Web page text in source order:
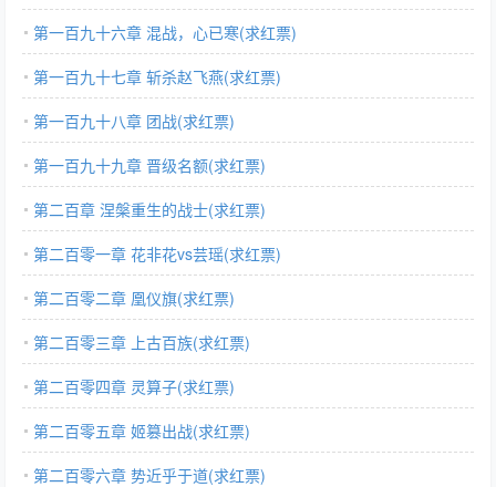
第一百九十六章 混战，心已寒(求红票)
第一百九十七章 斩杀赵飞燕(求红票)
第一百九十八章 团战(求红票)
第一百九十九章 晋级名额(求红票)
第二百章 涅槃重生的战士(求红票)
第二百零一章 花非花vs芸瑶(求红票)
第二百零二章 凰仪旗(求红票)
第二百零三章 上古百族(求红票)
第二百零四章 灵算子(求红票)
第二百零五章 姬篡出战(求红票)
第二百零六章 势近乎于道(求红票)